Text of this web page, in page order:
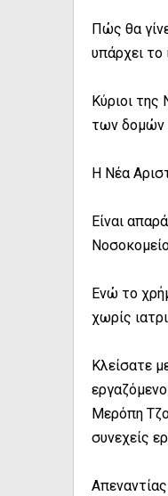
Πώς θα
υπάρχει το
Κύριοι της
των δομών
Η Νέα
Είναι
Ενώ το
χωρίς
Κλείσατε
Μερόπη
συνεχείς